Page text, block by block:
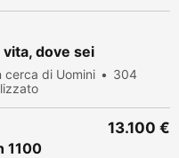
vita, dove sei
cerca di Uomini
304
1100
13.100 €